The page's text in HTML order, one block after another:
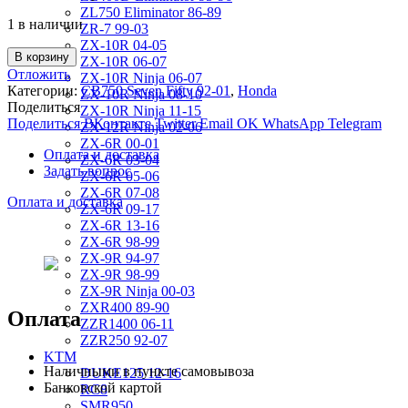
ZL750 Eliminator 86-89
ZR-7 99-03
ZX-10R 04-05
ZX-10R 06-07
ZX-10R Ninja 06-07
ZX-10R Ninja 08-10
ZX-10R Ninja 11-15
ZX-12R Ninja 02-06
ZX-6R 00-01
ZX-6R 03-04
ZX-6R 05-06
ZX-6R 07-08
ZX-6R 09-17
ZX-6R 13-16
ZX-6R 98-99
ZX-9R 94-97
ZX-9R 98-99
ZX-9R Ninja 00-03
ZXR400 89-90
ZZR1400 06-11
ZZR250 92-07
KTM
DUKE125 12-16
RC8
1 в наличии
В корзину
Отложить
Категории: CB750 Seven Fifty 92-01 , Honda
Поделиться
Поделиться ВКонтакте Twitter Email OK WhatsApp Telegram
Оплата и доставка
Задать вопрос
Оплата и доставка
Оплата
Наличными в пункте самовывоза
Банковской картой